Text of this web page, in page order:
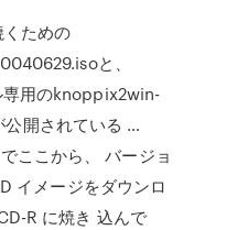
ための
と、
用のknoppix2win-
開されている …
ここから、 バージョ
イメージをダウンロ
R に焼き 込んで